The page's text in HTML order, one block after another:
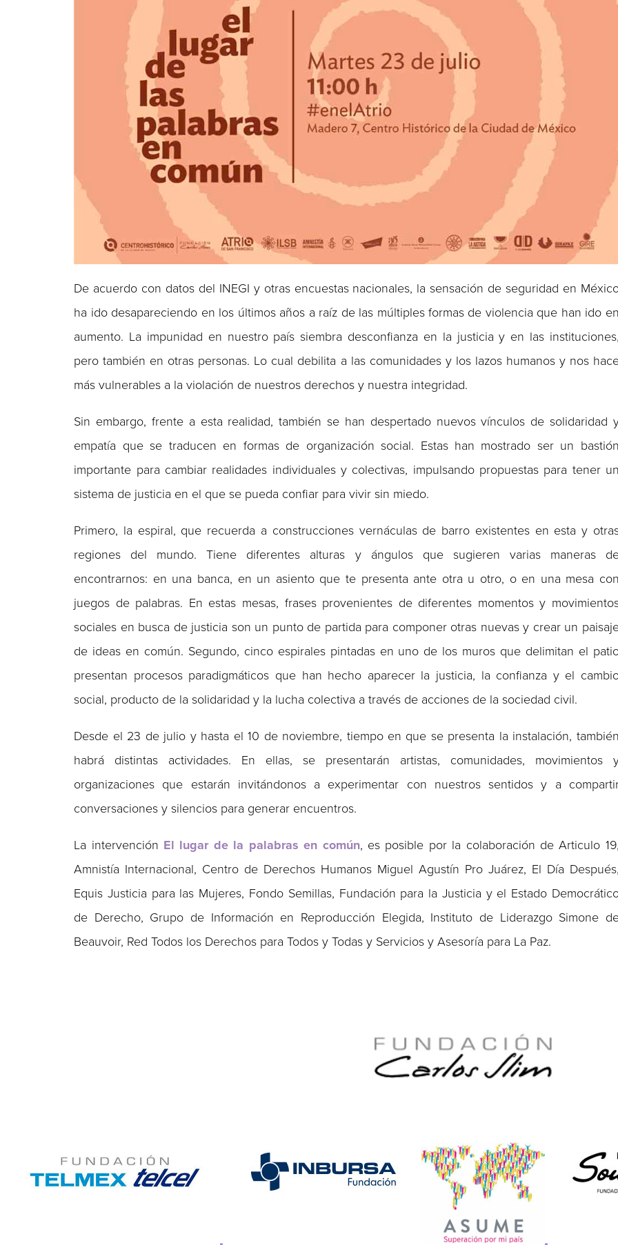
De acuerdo con datos del INEGI y otras encuestas nacionales, la sensación de seguridad en
ha ido desapareciendo en los últimos años a raíz de las múltiples formas de violencia que han ido
aumento. La impunidad en nuestro país siembra desconfianza en la justicia y en las
pero también en otras personas. Lo cual debilita a las comunidades y los lazos humanos y nos
más vulnerables a la violación de nuestros derechos y nuestra integridad.
Sin embargo, frente a esta realidad, también se han despertado nuevos vínculos de solidaridad
empatía que se traducen en formas de organización social. Estas han mostrado ser un
importante para cambiar realidades individuales y colectivas, impulsando propuestas para tener
sistema de justicia en el que se pueda confiar para vivir sin miedo.
Primero, la espiral, que recuerda a construcciones vernáculas de barro existentes en esta y
regiones del mundo. Tiene diferentes alturas y ángulos que sugieren varias maneras
encontrarnos: en una banca, en un asiento que te presenta ante otra u otro, o en una mesa
juegos de palabras. En estas mesas, frases provenientes de diferentes momentos y
sociales en busca de justicia son un punto de partida para componer otras nuevas y crear un
de ideas en común. Segundo, cinco espirales pintadas en uno de los muros que delimitan el
presentan procesos paradigmáticos que han hecho aparecer la justicia, la confianza y el
social, producto de la solidaridad y la lucha colectiva a través de acciones de la sociedad civil.
Desde el 23 de julio y hasta el 10 de noviembre, tiempo en que se presenta la instalación,
habrá distintas actividades. En ellas, se presentarán artistas, comunidades, movimientos
organizaciones que estarán invitándonos a experimentar con nuestros sentidos y a
conversaciones y silencios para generar encuentros.
La intervención El lugar de la palabras en común, es posible por la colaboración de Articulo
Amnistía Internacional, Centro de Derechos Humanos Miguel Agustín Pro Juárez, El Día
Equis Justicia para las Mujeres, Fondo Semillas, Fundación para la Justicia y el Estado
de Derecho, Grupo de Información en Reproducción Elegida, Instituto de Liderazgo Simone
Beauvoir, Red Todos los Derechos para Todos y Todas y Servicios y Asesoría para La Paz.